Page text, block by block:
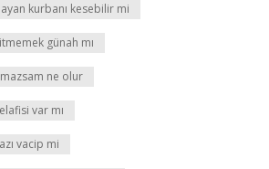
kurbanı kesebilir mi
günah mı
ne olur
var mı
vacip mi